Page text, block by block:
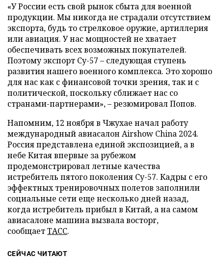
«У России есть свой рынок сбыта для военной
продукции. Мы никогда не страдали отсутствием
экспорта, будь то стрелковое оружие, артиллерия
или авиация. У нас мощностей не хватает
обеспечивать всех возможных покупателей.
Поэтому экспорт Су-57 – следующая ступень
развития нашего военного комплекса. Это хорошо
для нас как с финансовой точки зрения, так и с
политической, поскольку сближает нас со
странами-партнерами», – резюмировал Попов.
Напомним, 12 ноября в Чжухае начал работу
международный авиасалон Airshow China 2024.
Россия представлена единой экспозицией, а в
небе Китая впервые за рубежом
продемонстрировал летные качества
истребитель пятого поколения Су-57. Кадры с его
эффектных тренировочных полетов заполнили
социальные сети еще несколько дней назад,
когда истребитель прибыл в Китай, а на самом
авиасалоне машина вызвала восторг,
сообщаетТАСС.
СЕЙЧАС ЧИТАЮТ